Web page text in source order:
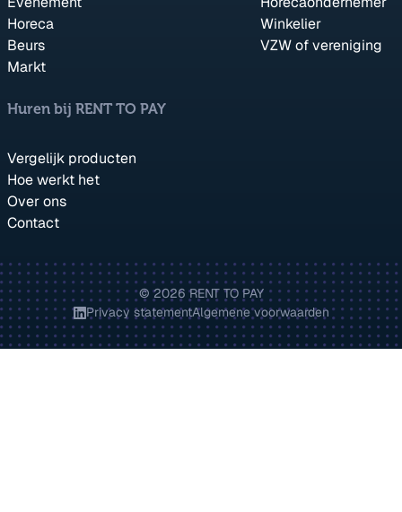
Horeca
Beurs
Markt
Winkelier
VZW of vereniging
Huren bij RENT TO PAY
Vergelijk producten
Hoe werkt het
Over ons
Contact
© 2026 RENT TO PAY
Bezoek onze LinkedIn pagina
Privacy statementAlgemene voorwaarden